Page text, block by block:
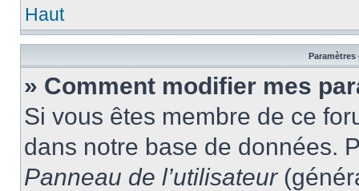
Haut
Paramètres
» Comment modifier mes
Si vous êtes membre de ce
dans notre base de données.
Panneau de l’utilisateur